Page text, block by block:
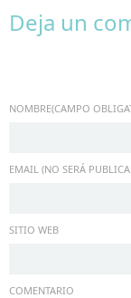
Deja un
NOMBRE(CAMPO
EMAIL (NO SERÁ
SITIO WEB
COMENTARIO